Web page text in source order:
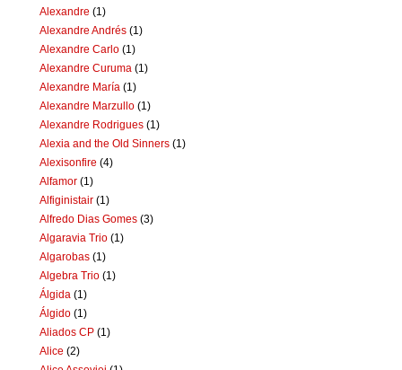
Alexandre (1)
Alexandre Andrés (1)
Alexandre Carlo (1)
Alexandre Curuma (1)
Alexandre María (1)
Alexandre Marzullo (1)
Alexandre Rodrigues (1)
Alexia and the Old Sinners (1)
Alexisonfire (4)
Alfamor (1)
Alfiginistair (1)
Alfredo Dias Gomes (3)
Algaravia Trio (1)
Algarobas (1)
Algebra Trio (1)
Álgida (1)
Álgido (1)
Aliados CP (1)
Alice (2)